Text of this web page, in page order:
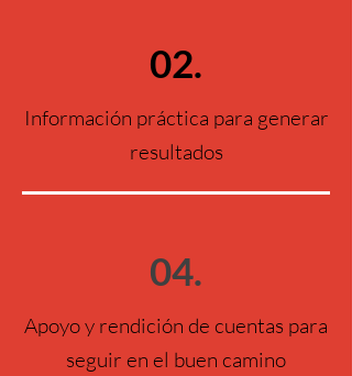
02.
Información práctica para generar
resultados
04.
Apoyo y rendición de cuentas para
seguir en el buen camino